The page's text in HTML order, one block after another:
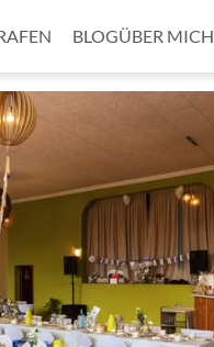
BLOGÜBER MICH